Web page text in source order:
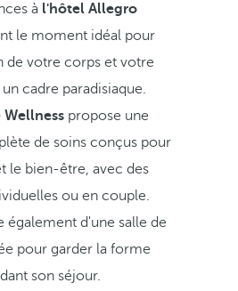
à l'hôtel Allegro
le moment idéal pour
de votre corps et votre
cadre paradisiaque.
Wellness propose une
de soins conçus pour
le bien-être, avec des
ou en couple.
également d'une salle de
pour garder la forme
son séjour.